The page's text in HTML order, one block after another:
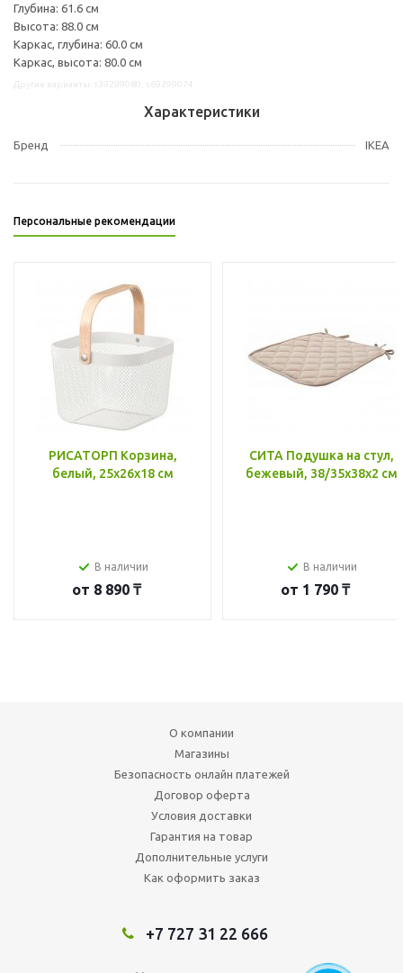
Глубина: 61.6 см
Высота: 88.0 см
Каркас, глубина: 60.0 см
Каркас, высота: 80.0 см
Характеристики
Бренд IKEA
Персональные рекомендации
РИСАТОРП Корзина,
белый, 25x26x18 см
В наличии
от 8 890 ₸
СИТА Подушка на стул,
бежевый, 38/35x38x2 см
В наличии
от 1 790 ₸
О компании
Магазины
Безопасность онлайн платежей
Договор оферта
Условия доставки
Гарантия на товар
Дополнительные услуги
Как оформить заказ
+7 727 31 22 666